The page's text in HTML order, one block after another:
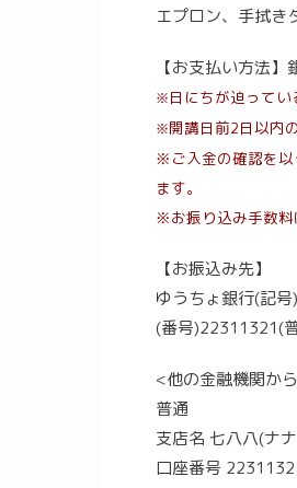
エプロン、手拭き
【お支払い方法】
※日にちが迫ってい
※開講日前2日以内
※ご入金の確認を以
ます。
※お振り込み手数料
【お振込み先】
ゆうちょ銀行(記
(番号)22311321(
<他の金融機関か
普通
支店名 七八八(ナ
口座番号